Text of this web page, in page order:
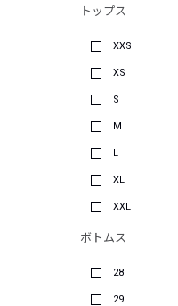
トップス
XXS
XS
S
M
L
XL
XXL
ボトムス
28
29